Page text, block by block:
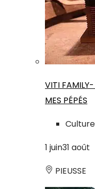
VITI FAMILY-
MES PÉPÉS
Culture
1 juin31 août
PIEUSSE